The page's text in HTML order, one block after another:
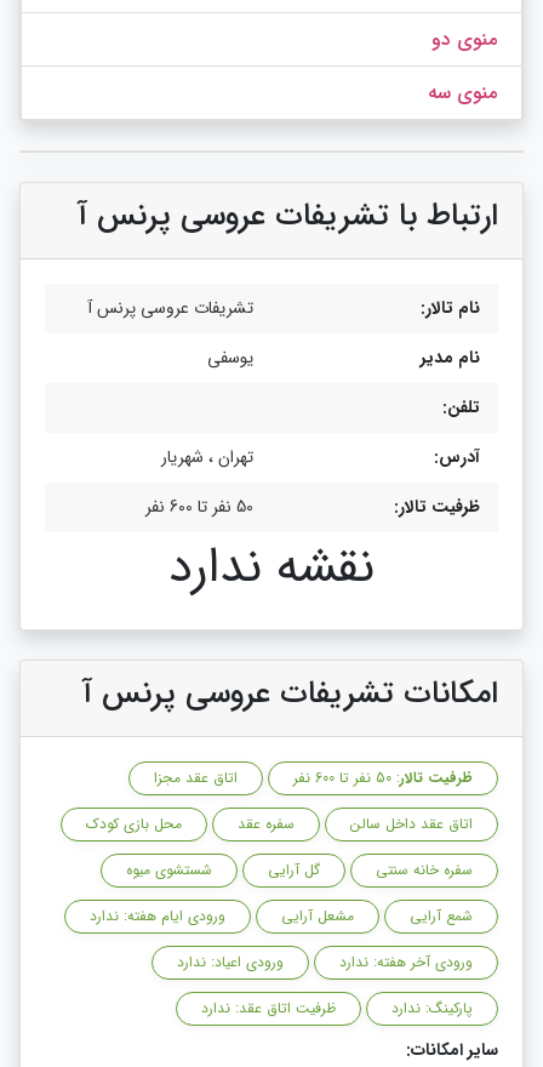
منوی دو
منوی سه
ارتباط با تشریفات عروسی پرنس آ
نام تالار:
تشریفات عروسی پرنس آ
نام مدیر
یوسفی
تلفن:
آدرس:
تهران ، شهریار
ظرفیت تالار:
50 نفر تا 600 نفر
نقشه ندارد
امکانات تشریفات عروسی پرنس آ
ظرفیت تالار: 50 نفر تا 600 نفر
اتاق عقد مجزا
اتاق عقد داخل سالن
سفره عقد
محل بازی کودک
سفره خانه سنتی
گل آرایی
شستشوی میوه
شمع آرایی
مشعل آرایی
ورودی ایام هفته: ندارد
ورودی آخر هفته: ندارد
ورودی اعیاد: ندارد
پارکینگ: ندارد
ظرفیت اتاق عقد: ندارد
سایر امکانات: